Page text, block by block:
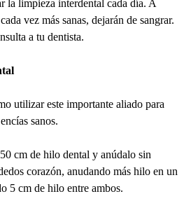
la limpieza interdental cada día. A
vez más sanas, dejarán de sangrar.
a tu dentista.
utilizar este importante aliado para
sanos.
cm de hilo dental y anúdalo sin
corazón, anudando más hilo en un
5 cm de hilo entre ambos.